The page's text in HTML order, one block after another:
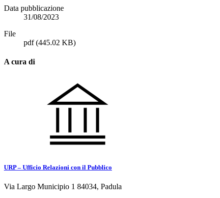
Data pubblicazione
31/08/2023
File
pdf(445.02 KB)
A cura di
URP – Ufficio Relazioni con il Pubblico
Via Largo Municipio 1 84034, Padula